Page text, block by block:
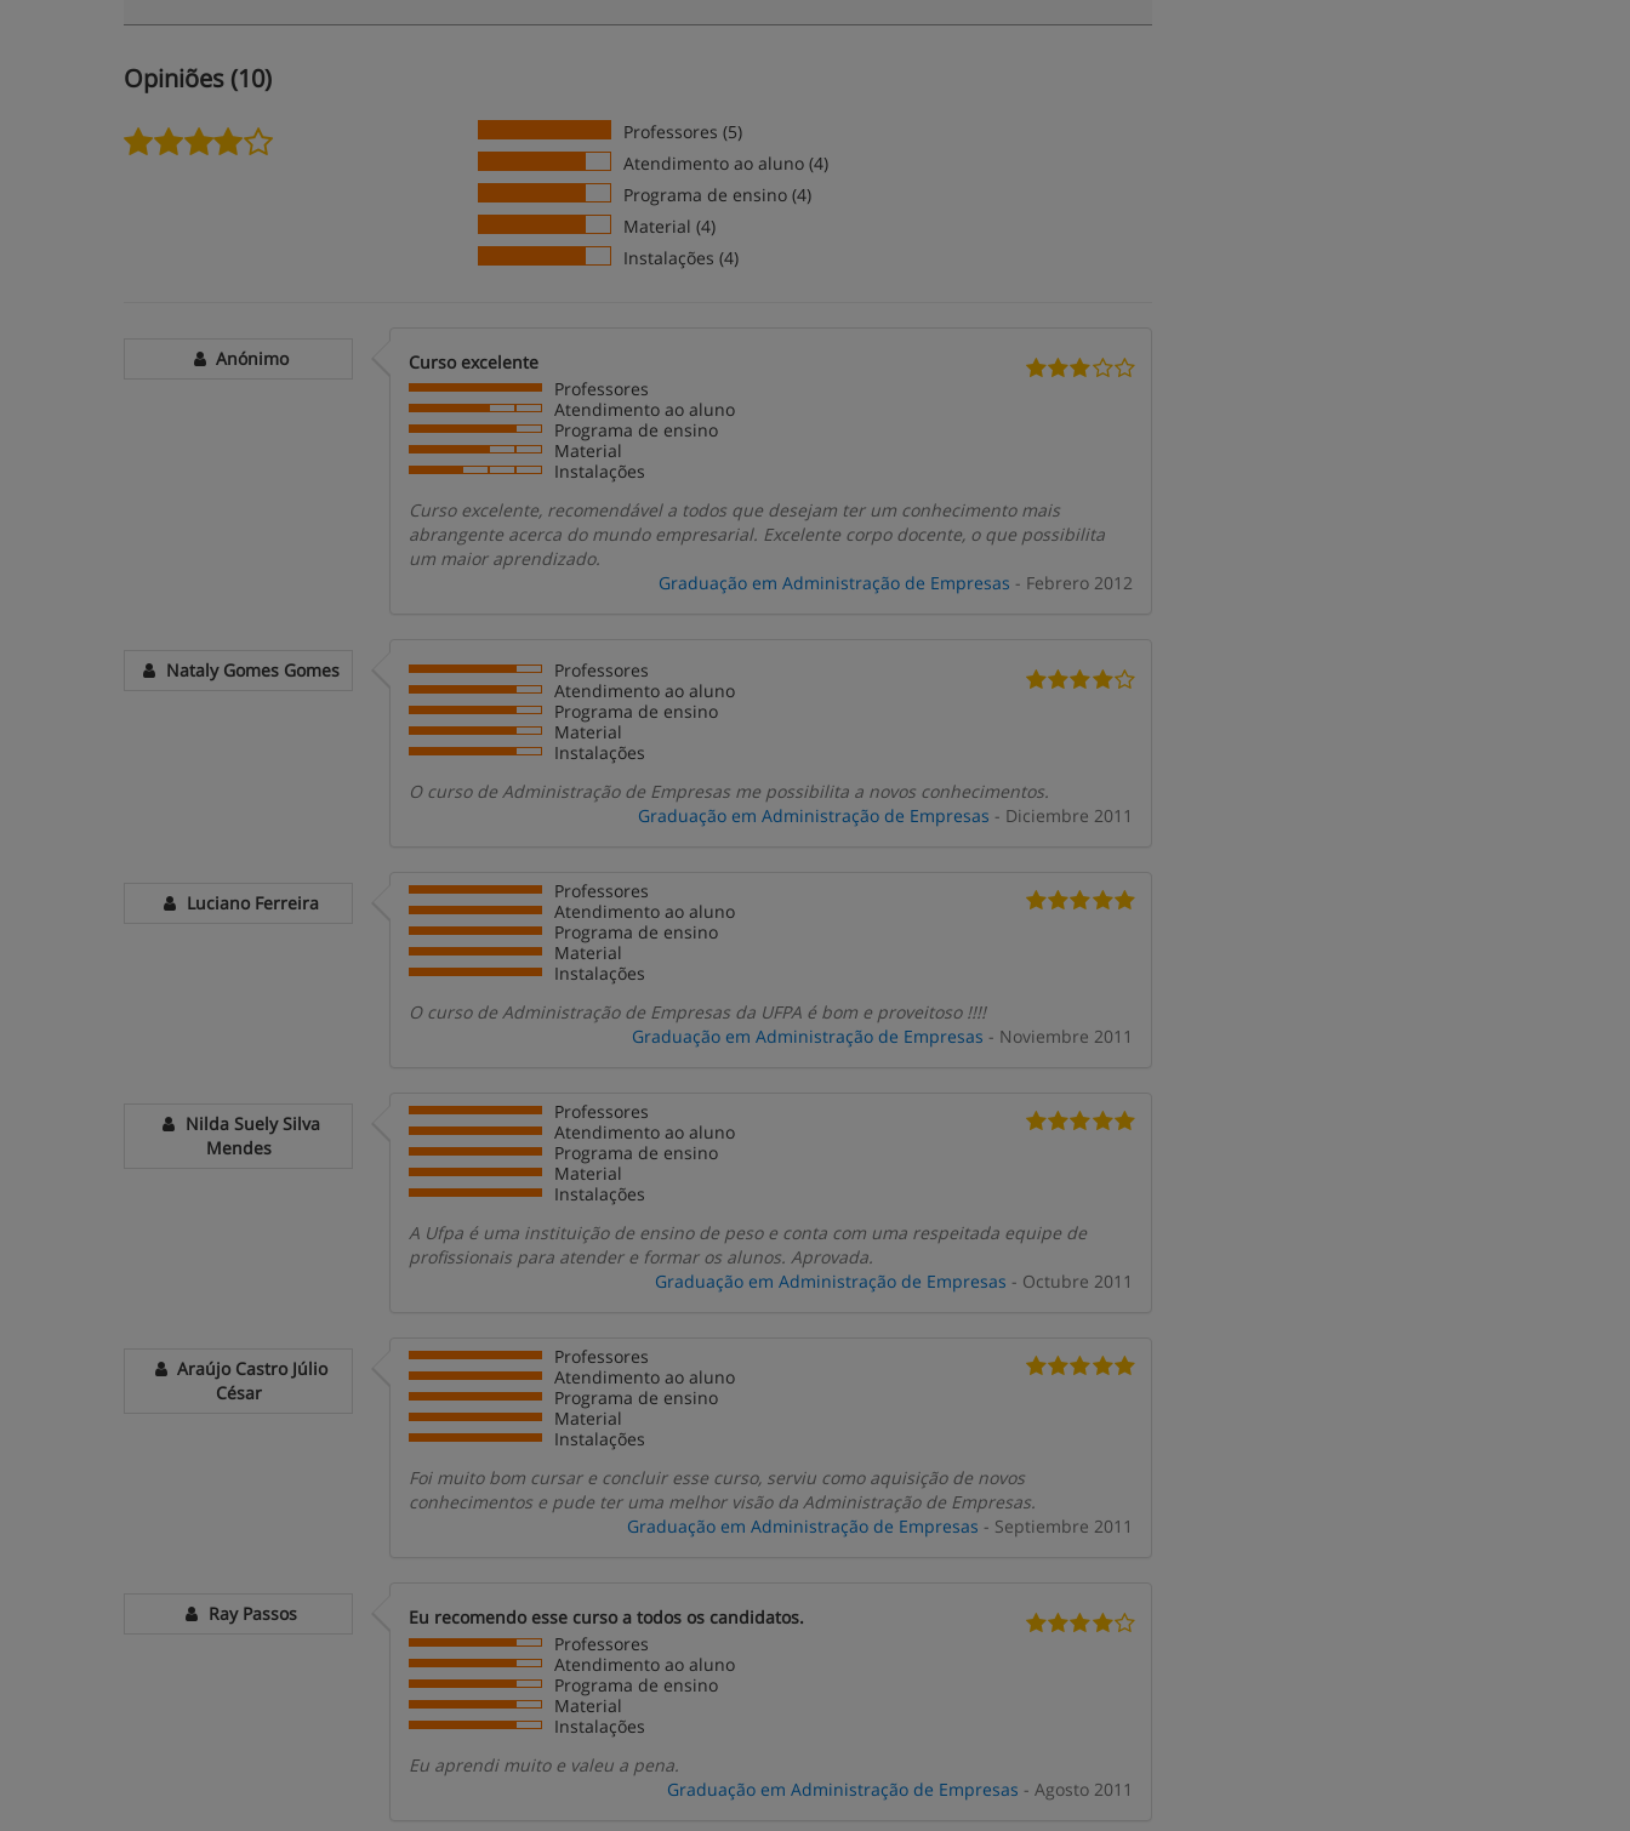
Opiniões (10)
Professores (5)
Atendimento ao aluno (4)
Programa de ensino (4)
Material (4)
Instalações (4)
Anónimo
Curso excelente
Professores
Atendimento ao aluno
Programa de ensino
Material
Instalações
Curso excelente, recomendável a todos que desejam ter um conhecimento mais
abrangente acerca do mundo empresarial. Excelente corpo docente, o que possibilita
um maior aprendizado.
Graduação em Administração de Empresas - Febrero 2012
Nataly Gomes Gomes
Professores
Atendimento ao aluno
Programa de ensino
Material
Instalações
O curso de Administração de Empresas me possibilita a novos conhecimentos.
Graduação em Administração de Empresas - Diciembre 2011
Luciano Ferreira
Professores
Atendimento ao aluno
Programa de ensino
Material
Instalações
O curso de Administração de Empresas da UFPA é bom e proveitoso !!!!
Graduação em Administração de Empresas - Noviembre 2011
Nilda Suely Silva
Mendes
Professores
Atendimento ao aluno
Programa de ensino
Material
Instalações
A Ufpa é uma instituição de ensino de peso e conta com uma respeitada equipe de
profissionais para atender e formar os alunos. Aprovada.
Graduação em Administração de Empresas - Octubre 2011
Araújo Castro Júlio
César
Professores
Atendimento ao aluno
Programa de ensino
Material
Instalações
Foi muito bom cursar e concluir esse curso, serviu como aquisição de novos
conhecimentos e pude ter uma melhor visão da Administração de Empresas.
Graduação em Administração de Empresas - Septiembre 2011
Ray Passos
Eu recomendo esse curso a todos os candidatos.
Professores
Atendimento ao aluno
Programa de ensino
Material
Instalações
Eu aprendi muito e valeu a pena.
Graduação em Administração de Empresas - Agosto 2011